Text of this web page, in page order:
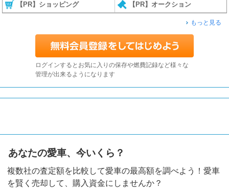
【PR】ショッピング 【PR】オークション
もっと見る
ログインするとお気に入りの保存や燃費記録など様々な
管理が出来るようになります
あなたの愛車、今いくら？
複数社の査定額を比較して愛車の最高額を調べよう！愛車
を賢く売却して、購入資金にしませんか？